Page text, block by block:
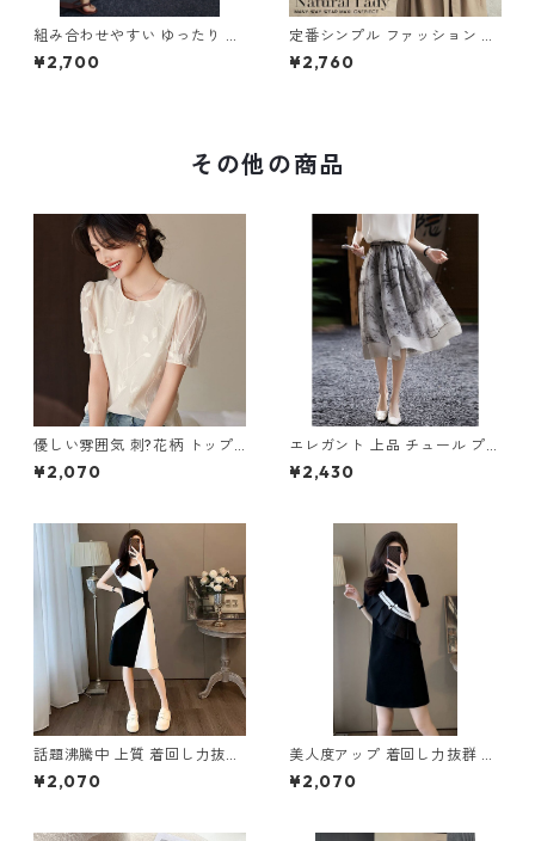
組み合わせやすい ゆったり キ
ュロットスカート パンツ m-7
63
¥2,700
定番シンプル ファッション 半
袖 バックリボン 6色展開ワン
ピース m-734
¥2,760
その他の商品
優しい雰囲気 刺?花柄 トップ
ス m-255
¥2,070
エレガント 上品 チュール プリ
ントスカート m-342
¥2,430
話題沸騰中 上質 着回し力抜群
エレガント 切り替え ワンピー
ス m-273
¥2,070
美人度アップ 着回し力抜群 エ
レガント 切り替え ワンピース
m-262
¥2,070